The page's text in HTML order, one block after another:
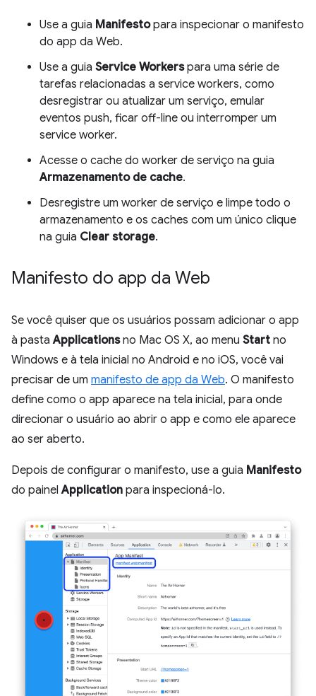
Use a guia Manifestopara inspecionar o manifesto
do app da Web.
Use a guia Service Workerspara uma série de
tarefas relacionadas a service workers, como
desregistrar ou atualizar um serviço, emular
eventos push, ficar off-line ou interromper um
service worker.
Acesse o cache do worker de serviço na guia
Armazenamento de cache.
Desregistre um worker de serviço e limpe todo o
armazenamento e os caches com um único clique
na guia Clear storage.
Manifesto do app da Web
Se você quiser que os usuários possam adicionar o app
à pastaApplicationsno Mac OS X, ao menu Start no
Windows e à tela inicial no Android e no iOS, você vai
precisar de um manifesto de app da Web. O manifesto
define como o app aparece na tela inicial, para onde
direcionar o usuário ao abrir o app e como ele aparece
ao ser aberto.
Depois de configurar o manifesto, use a guia Manifesto
do painelApplication para inspecioná-lo.